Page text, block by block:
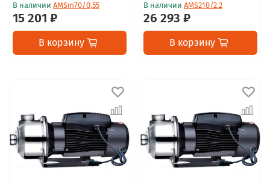
В наличии AMSm70/0,55
15 201 ₽
В корзину
В наличии AMS210/2.2
26 293 ₽
В корзину